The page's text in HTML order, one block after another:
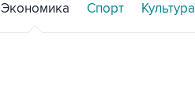
Экономика Спорт Культура